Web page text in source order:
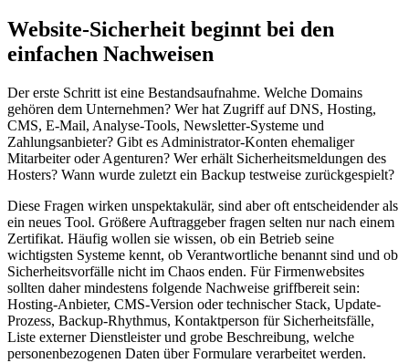
Website-Sicherheit beginnt bei den
einfachen Nachweisen
Der erste Schritt ist eine Bestandsaufnahme. Welche Domains
gehören dem Unternehmen? Wer hat Zugriff auf DNS, Hosting,
CMS, E-Mail, Analyse-Tools, Newsletter-Systeme und
Zahlungsanbieter? Gibt es Administrator-Konten ehemaliger
Mitarbeiter oder Agenturen? Wer erhält Sicherheitsmeldungen des
Hosters? Wann wurde zuletzt ein Backup testweise zurückgespielt?
Diese Fragen wirken unspektakulär, sind aber oft entscheidender als
ein neues Tool. Größere Auftraggeber fragen selten nur nach einem
Zertifikat. Häufig wollen sie wissen, ob ein Betrieb seine
wichtigsten Systeme kennt, ob Verantwortliche benannt sind und ob
Sicherheitsvorfälle nicht im Chaos enden. Für Firmenwebsites
sollten daher mindestens folgende Nachweise griffbereit sein:
Hosting-Anbieter, CMS-Version oder technischer Stack, Update-
Prozess, Backup-Rhythmus, Kontaktperson für Sicherheitsfälle,
Liste externer Dienstleister und grobe Beschreibung, welche
personenbezogenen Daten über Formulare verarbeitet werden.